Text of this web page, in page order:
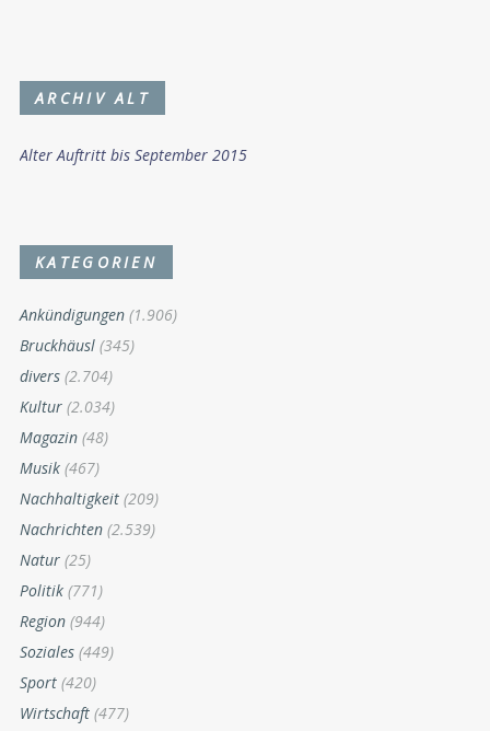
ARCHIV ALT
Alter Auftritt bis September 2015
KATEGORIEN
Ankündigungen (1.906)
Bruckhäusl (345)
divers (2.704)
Kultur (2.034)
Magazin (48)
Musik (467)
Nachhaltigkeit (209)
Nachrichten (2.539)
Natur (25)
Politik (771)
Region (944)
Soziales (449)
Sport (420)
Wirtschaft (477)